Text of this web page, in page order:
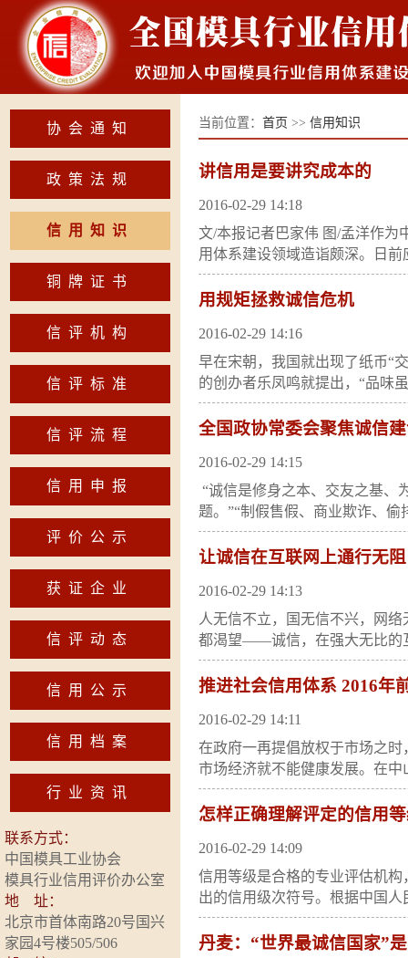
协会通知
政策法规
信用知识
铜牌证书
信评机构
信评标准
信评流程
信用申报
评价公示
获证企业
信评动态
信用公示
信用档案
行业资讯
联系方式：
中国模具工业协会
模具行业信用评价办公室
地 址：
北京市首体南路20号国兴
家园4号楼505/506
当前位置： 首页 >> 信用知识
讲信用是要讲究成本的
2016-02-29 14:18
文/本报记者巴家伟 图/孟洋作为
用体系建设领域造诣颇深。日
用规矩拯救诚信危机
2016-02-29 14:16
早在宋朝，我国就出现了纸币“
的创办者乐凤鸣就提出，“品味
全国政协常委会聚焦诚信
2016-02-29 14:15
“诚信是修身之本、交友之基、
题。”“制假售假、商业欺诈、
让诚信在互联网上通行无阻
2016-02-29 14:13
人无信不立，国无信不兴，网
都渴望——诚信，在强大无比的
推进社会信用体系 2016年
2016-02-29 14:11
在政府一再提倡放权于市场之
市场经济就不能健康发展。在
怎样正确理解评定的信用
2016-02-29 14:09
信用等级是合格的专业评估机
出的信用级次符号。根据中国
丹麦：“世界最诚信国家”